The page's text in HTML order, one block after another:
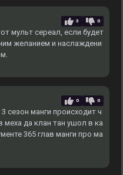
3 0
мульт сереал, если будет
желанием и наслаждени
0 0
сезон манги происходит ч
меха да клан тан ушол в ка
365 глав манги про ма